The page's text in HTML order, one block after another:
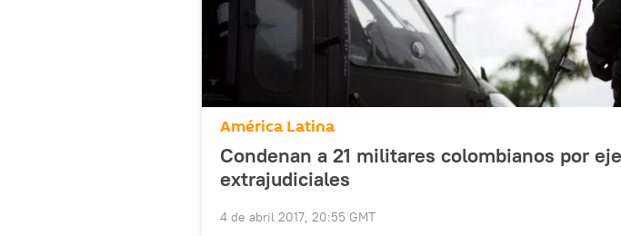
América Latina
Condenan a 21 militares colombianos por
extrajudiciales
4 de abril 2017, 20:55 GMT